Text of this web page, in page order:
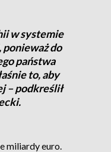
w systemie
do
państwa
to, aby
– podkreślił
miliardy euro.